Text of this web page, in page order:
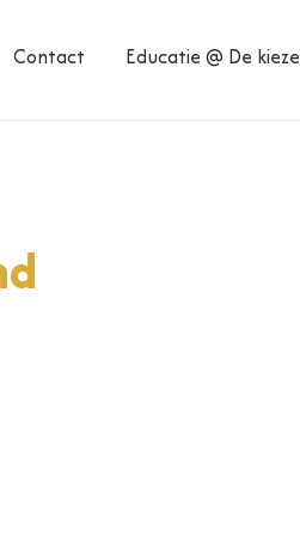
Contact Educatie @ De kiezel